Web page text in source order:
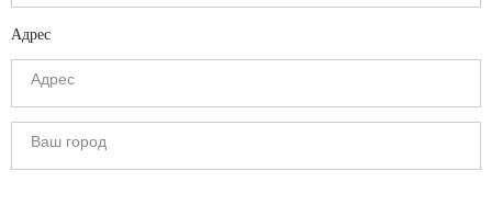
Адрес